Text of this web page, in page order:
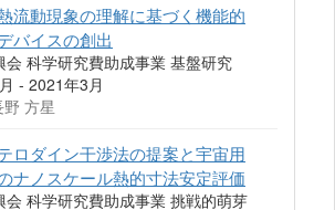
流動現象の理解に基づく機能的
バイスの創出
会 科学研究費助成事業 基盤研究
- 2021年3月
方星
ロダイン干渉法の提案と宇宙用
ナノスケール熱的寸法安定評価
会 科学研究費助成事業 挑戦的萌芽